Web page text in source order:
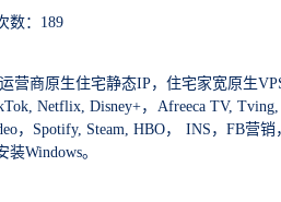
数：189
营商原生住宅静态IP，住宅家宽原生
Netflix, Disney+，Afreeca TV, Tving,
，Spotify, Steam, HBO， INS，FB营销
Windows。